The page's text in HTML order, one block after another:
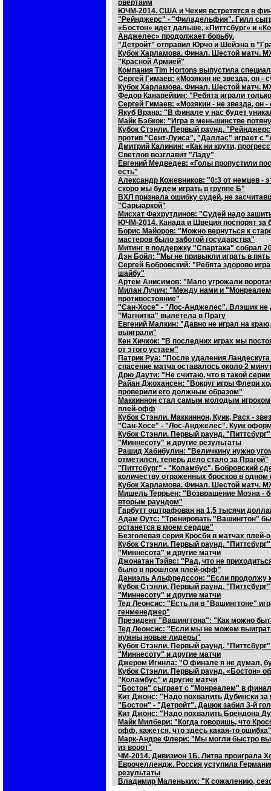
овертайм
ЮЧМ-2014. США и Чехия встретятся в
"Рейнджерс" - "Филадельфия". Гилл
«Бостон» идет дальше, «Питтсбург» и
Анджелес» продолжает борьбу.
"Детройт" отправил Юрчо и Шейэна в
Кубок Харламова. Финал. Шестой матч.
"Красной Армией"
Компания Tim Hortons выпустила
Сергей Гимаев: «Мозякин не звезда, он -
Кубок Харламова. Финал. Шестой матч.
Федор Канарейкин: "Ребята играли
Сергей Гимаев: «Мозякин - не звезда, он -
Якуб Врана: "В финале у нас будет
Майк Бэбкок: "Игра в меньшинстве
Кубок Стэнли. Первый раунд.
против "Сент-Луиса", "Даллас" играет с
Дмитрий Калинин: «Как ни крути,
Светлов возглавит "Ладу"
Евгений Медведев: «Голы пропустили
есть"
Александр Кожевников: "0:3 от немцев -
скоро мы будем играть в группе Б"
ВХЛ признала ошибку судей, не
"Сарыаркой"
Мисхат Фахрутдинов: "Судей надо
ЮЧМ-2014. Канада и Швеция поспорят за
Борис Майоров: "Можно вернуться к
мастеров было заботой государства"
Митинг в поддержку "Спартака" собрал
Дэн Бойл: "Мы не привыкли играть в
Сергей Бобровский: "Ребята здорово
шайбу"
Артем Анисимов: "Мало угрожали
Милан Лучич: "Между нами и
противостояние"
"Сан-Хосе" - "Лос-Анджелес". Влэшик не
"Магнитка" вылетела в Прагу
Евгений Малкин: "Давно не играл на
выиграли"
Кен Хичкок: "В последних играх мы
от этого устаем"
Патрик Руа: "После удаления
спасение матча оставалось около 2
Дрю Даути: "Не считаю, что в такой
Райан Джохансен: "Вокруг игры Флери
проверили его должным образом"
Маккиннон стал самым молодым
плей-офф
Кубок Стэнли. Маккиннон, Куик, Раск -
"Сан-Хосе" - "Лос-Анджелес". Куик
Кубок Стэнли. Первый раунд.
"Миннесоту" и другие результаты
Рашид Хабибулин: "Величкину нужно
отметился, теперь дело стало за Прагой"
"Питтсбург" - "Коламбус". Бобровский
количеству отраженных бросков в одном
Кубок Харламова. Финал. Шестой матч.
Мишель Террьен: "Возвращение Моэна -
вторым раундом"
Гарбутт оштрафован на 1,5 тысячи
Адам Оутс: "Тренировать "Вашингтон"
останется в моем сердце"
Безголевая серия Кросби в матчах
Кубок Стэнли. Первый раунд.
"Миннесота" и другие матчи
Джонатан Тэйвс: "Рад, что не
было в прошлом плей-офф"
Даниэль Альфредссон: "Если продолжу
Кубок Стэнли. Первый раунд.
"Миннесоту" и другие матчи
Тед Леонсис: "Есть ли в "Вашингтоне"
генменеджер"
Президент "Вашингтона": "Как можно
Тед Леонсис: "Если мы не можем
нужны новые лидеры"
Кубок Стэнли. Первый раунд.
"Миннесоту" и другие матчи
Джером Игинла: "О финале я не думал,
Кубок Стэнли. Первый раунд. «Бостон»
"Коламбус" и другие матчи
"Бостон" сыграет с "Монреалем" в
Кит Джонс: "Надо похвалить Дубински за
"Бостон" - "Детройт". Дацюк забил 3-й
Кит Джонс: "Надо похвалить Брендона
Майк Милбери: "Когда говоришь, что
офф, кажется, что здесь какая-то ошибка"
Марк-Андре Флери: "Мы могли быстро
из ворот"
ЧМ-2014. Дивизион 1Б. Литва проиграла
Еврочеллендж. Россия уступила
результаты
Владимир Маленьких: "К сожалению,